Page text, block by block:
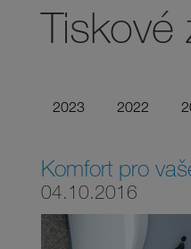
Tiskové
2023 2022
Komfort pro
04.10.2016